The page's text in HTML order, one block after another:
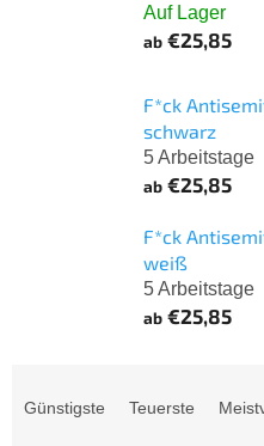
Auf Lager
ab €25,85
F*ck
schwarz
5 Arbeitstage
ab €25,85
F*ck
weiß
5 Arbeitstage
ab €25,85
Günstigste Teuerste